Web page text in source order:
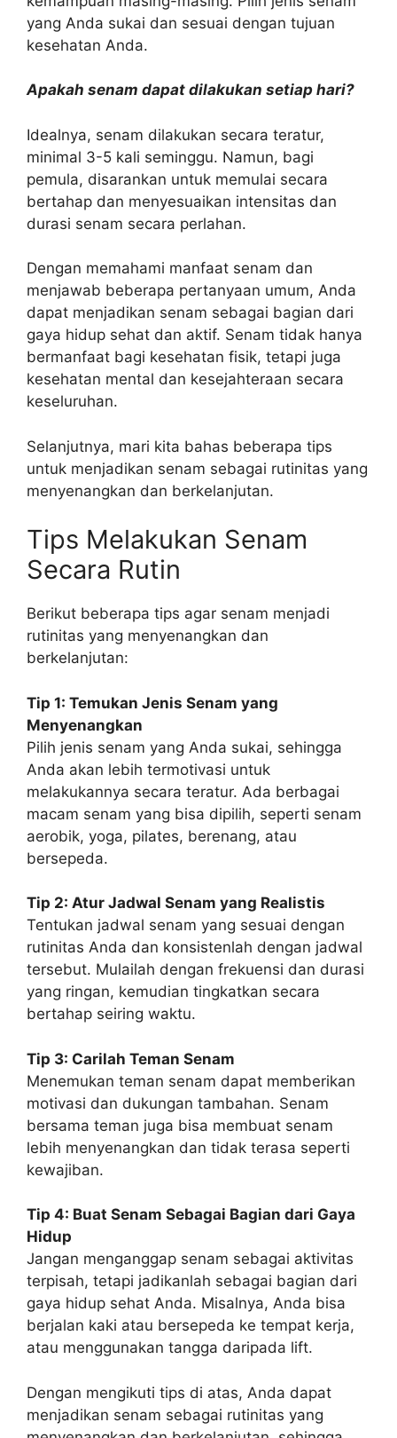
yang Anda sukai dan sesuai dengan tujuan
kesehatan Anda.
Apakah senam dapat dilakukan setiap hari?
Idealnya, senam dilakukan secara teratur,
minimal 3-5 kali seminggu. Namun, bagi
pemula, disarankan untuk memulai secara
bertahap dan menyesuaikan intensitas dan
durasi senam secara perlahan.
Dengan memahami manfaat senam dan
menjawab beberapa pertanyaan umum, Anda
dapat menjadikan senam sebagai bagian dari
gaya hidup sehat dan aktif. Senam tidak hanya
bermanfaat bagi kesehatan fisik, tetapi juga
kesehatan mental dan kesejahteraan secara
keseluruhan.
Selanjutnya, mari kita bahas beberapa tips
untuk menjadikan senam sebagai rutinitas yang
menyenangkan dan berkelanjutan.
Tips Melakukan Senam
Secara Rutin
Berikut beberapa tips agar senam menjadi
rutinitas yang menyenangkan dan
berkelanjutan:
Tip 1: Temukan Jenis Senam yang
Menyenangkan
Pilih jenis senam yang Anda sukai, sehingga
Anda akan lebih termotivasi untuk
melakukannya secara teratur. Ada berbagai
macam senam yang bisa dipilih, seperti senam
aerobik, yoga, pilates, berenang, atau
bersepeda.
Tip 2: Atur Jadwal Senam yang Realistis
Tentukan jadwal senam yang sesuai dengan
rutinitas Anda dan konsistenlah dengan jadwal
tersebut. Mulailah dengan frekuensi dan durasi
yang ringan, kemudian tingkatkan secara
bertahap seiring waktu.
Tip 3: Carilah Teman Senam
Menemukan teman senam dapat memberikan
motivasi dan dukungan tambahan. Senam
bersama teman juga bisa membuat senam
lebih menyenangkan dan tidak terasa seperti
kewajiban.
Tip 4: Buat Senam Sebagai Bagian dari Gaya
Hidup
Jangan menganggap senam sebagai aktivitas
terpisah, tetapi jadikanlah sebagai bagian dari
gaya hidup sehat Anda. Misalnya, Anda bisa
berjalan kaki atau bersepeda ke tempat kerja,
atau menggunakan tangga daripada lift.
Dengan mengikuti tips di atas, Anda dapat
menjadikan senam sebagai rutinitas yang